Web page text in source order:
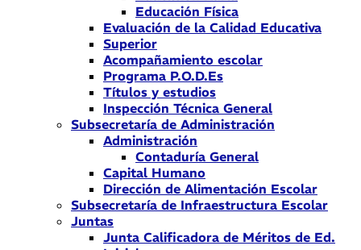
Educación Física
Evaluación de la Calidad Educativa
Superior
Acompañamiento escolar
Programa P.O.D.Es
Títulos y estudios
Inspección Técnica General
Subsecretaría de Administración
Administración
Contaduría General
Capital Humano
Dirección de Alimentación Escolar
Subsecretaría de Infraestructura Escolar
Juntas
Junta Calificadora de Méritos de Ed.